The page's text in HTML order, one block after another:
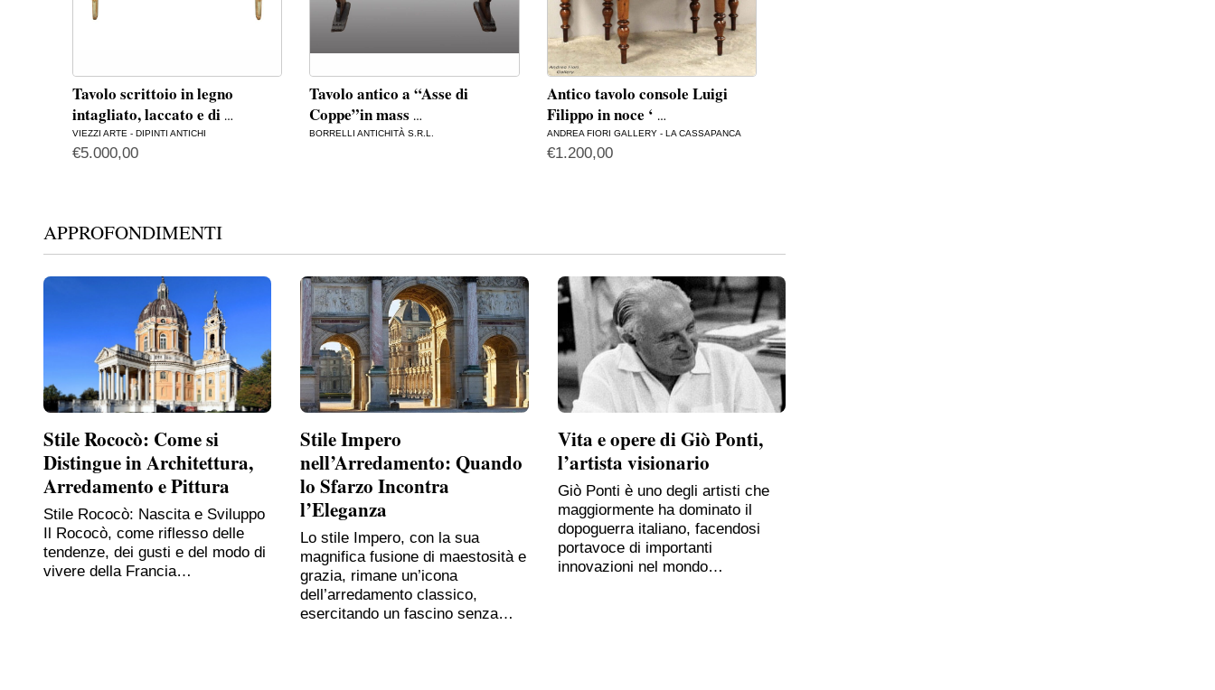
Tavolo scrittoio in legno
intagliato, laccato e di …
VIEZZI ARTE - DIPINTI ANTICHI
€5.000,00
Tavolo antico a “Asse di
Coppe”in mass …
BORRELLI ANTICHITÀ S.R.L.
Antico tavolo console Luigi
Filippo in noce ‘ …
ANDREA FIORI GALLERY - LA CASSAPANCA
€1.200,00
APPROFONDIMENTI
Stile Rococò: Come si
Distingue in Architettura,
Arredamento e Pittura
Stile Rococò: Nascita e Sviluppo
Il Rococò, come riflesso delle
tendenze, dei gusti e del modo di
vivere della Francia…
Stile Impero
nell’Arredamento: Quando
lo Sfarzo Incontra
l’Eleganza
Lo stile Impero, con la sua
magnifica fusione di maestosità e
grazia, rimane un’icona
dell’arredamento classico,
esercitando un fascino senza…
Vita e opere di Giò Ponti,
l’artista visionario
Giò Ponti è uno degli artisti che
maggiormente ha dominato il
dopoguerra italiano, facendosi
portavoce di importanti
innovazioni nel mondo…